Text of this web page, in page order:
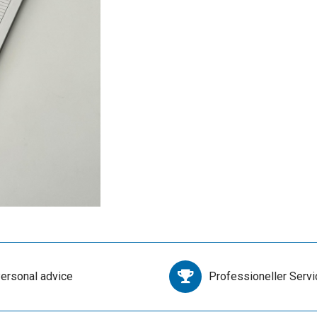
advice Professioneller